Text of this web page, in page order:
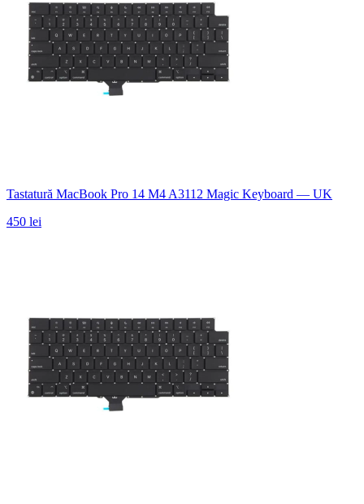
Tastatură MacBook Pro 14 M4 A3112 Magic Keyboard — UK
450 lei